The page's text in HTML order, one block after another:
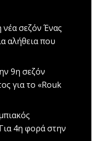
νέα σεζόν Ένας
αλήθεια που
9η σεζόν
για το «Rouk
Για 4η φορά στην